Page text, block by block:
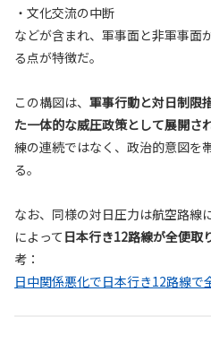
・文化交流の中断
などが含まれ、軍事面と非軍事面
る点が特徴だ。
この構図は、 軍事行動と対日制限
た一体的な威圧政策として展開さ
練の連続ではなく、政治的意図を
る。
なお、同様の対日圧力は航空路線
によって 日本行き12路線が全便取
考：
日中関係悪化で日本行き12路線で